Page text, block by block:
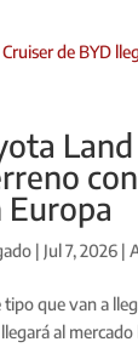
| Jul 7, 2026 |
tipo que van a
al